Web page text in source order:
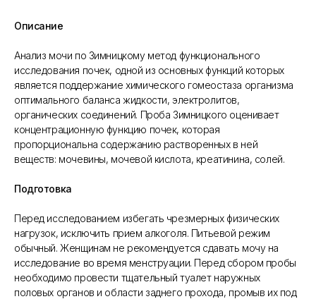
Описание
Анализ мочи по Зимницкому метод функционального
исследования почек, одной из основных функций которых
является поддержание химического гомеостаза организма
оптимального баланса жидкости, электролитов,
органических соединений. Проба Зимницкого оценивает
концентрационную функцию почек, которая
пропорциональна содержанию растворенных в ней
веществ: мочевины, мочевой кислота, креатинина, солей.
Подготовка
Перед исследованием избегать чрезмерных физических
нагрузок, исключить прием алкоголя. Питьевой режим
обычный. Женщинам не рекомендуется сдавать мочу на
исследование во время менструации. Перед сбором пробы
необходимо провести тщательный туалет наружных
половых органов и области заднего прохода, промыв их под